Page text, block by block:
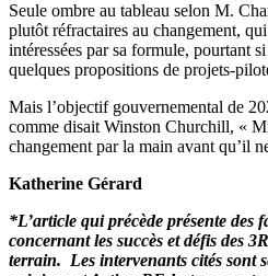
Seule ombre au tableau selon M.
plutôt réfractaires au changement,
intéressées par sa formule, pourtant
quelques propositions de projets-
Mais l’objectif gouvernemental de
comme disait Winston Churchill, «
changement par la main avant qu’il
Katherine Gérard
*L’article qui précède présente des
concernant les succès et défis des
terrain. Les intervenants cités sont